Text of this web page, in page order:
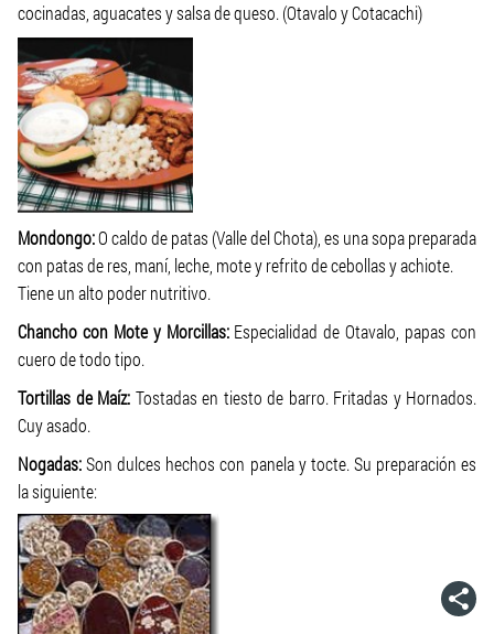
cocinadas, aguacates y salsa de queso. (Otavalo y Cotacachi)
Mondongo:O caldo de patas (Valle del Chota), es una sopa preparada
con patas de res, maní, leche, mote y refrito de cebollas y achiote.
Tiene un alto poder nutritivo.
Chancho con Mote y Morcillas:Especialidad de Otavalo, papas con
cuero de todo tipo.
Tortillas de Maíz: Tostadas en tiesto de barro. Fritadas y Hornados.
Cuy asado.
Nogadas:Son dulces hechos con panela y tocte. Su preparación es
la siguiente: